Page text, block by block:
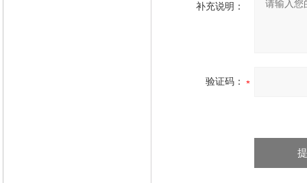
补充说明：
验证码：